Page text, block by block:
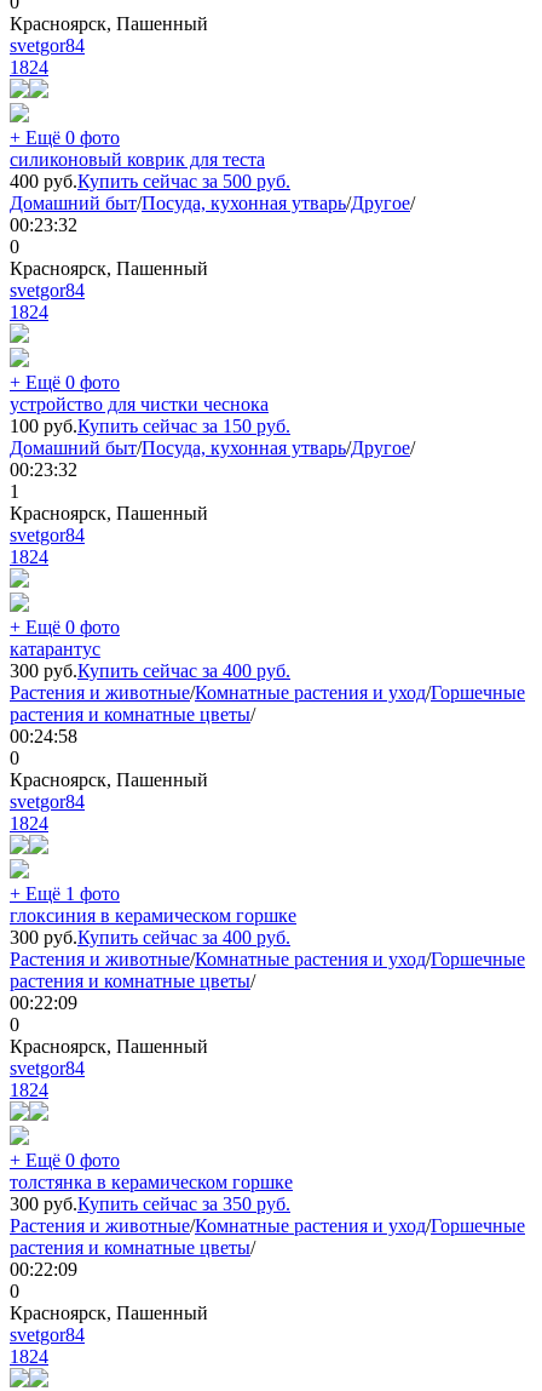
Красноярск, Пашенный
svetgor84
1824
+ Ещё 0 фото
силиконовый коврик для теста
400 руб.Купить сейчас за 500 руб.
Домашний быт/Посуда, кухонная утварь/Другое/
00:23:32
0
Красноярск, Пашенный
svetgor84
1824
+ Ещё 0 фото
устройство для чистки чеснока
100 руб.Купить сейчас за 150 руб.
Домашний быт/Посуда, кухонная утварь/Другое/
00:23:32
1
Красноярск, Пашенный
svetgor84
1824
+ Ещё 0 фото
катарантус
300 руб.Купить сейчас за 400 руб.
Растения и животные/Комнатные растения и уход/Горшечные
растения и комнатные цветы/
00:24:58
0
Красноярск, Пашенный
svetgor84
1824
+ Ещё 1 фото
глоксиния в керамическом горшке
300 руб.Купить сейчас за 400 руб.
Растения и животные/Комнатные растения и уход/Горшечные
растения и комнатные цветы/
00:22:09
0
Красноярск, Пашенный
svetgor84
1824
+ Ещё 0 фото
толстянка в керамическом горшке
300 руб.Купить сейчас за 350 руб.
Растения и животные/Комнатные растения и уход/Горшечные
растения и комнатные цветы/
00:22:09
0
Красноярск, Пашенный
svetgor84
1824